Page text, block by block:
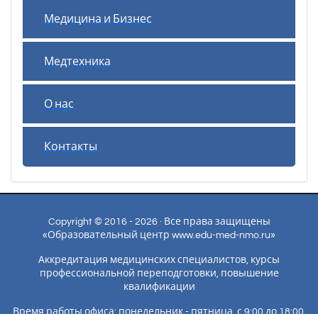
Медицина и Бизнес
Медтехника
О нас
Контакты
Copyright © 2016 - 2026 · Все права защищены
«Образовательный центр www.edu-med-nmo.ru»
Аккредитация медицинских специалистов, курсы
профессиональной переподготовки, повышение
квалификации
Время работы офиса: понедельник - пятница, с 9:00 до 18:00.